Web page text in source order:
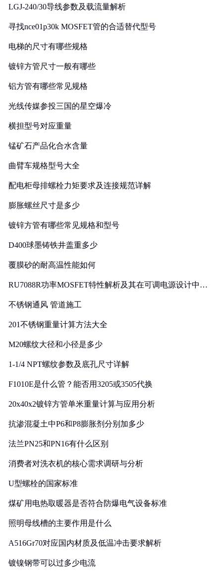
LGJ-240/30导线参数及载流量解析
寻找nce01p30k MOSFET管的合适替代型号
电梯的尺寸有哪些规格
镀锌方管尺寸一般有哪些
铝方管有哪些常见规格
光线传媒参投三国的星空爆冷
横担型号对应重量
锰矿石产品化合水含量
曲臂车规格型号大全
配电柜母排螺栓力矩要求及连接规范详解
膨胀螺丝尺寸是多少
镀锌方管有哪些常见规格和型号
D400球墨铸铁井盖重多少
覆膜砂的耐高温性能如何
RU7088R功率MOSFET特性解析及其在可调电源设计中的
不锈钢通风 管道施工
201不锈钢重量计算方法大全
M20螺纹大径和小径是多少
1-1/4 NPT螺纹参数及底孔尺寸详解
F1010E是什么管？能否用3205或3505代换
20x40x2镀锌方管单米重量计算与应用分析
抗渗混凝土中P6和P8膨胀剂分别加多少
法兰PN25和PN16有什么区别
消费者对洗衣机的核心需求调研与分析
U型螺栓的国家标准
煤矿用电热取暖器是否符合防爆电气设备标准
照明母线槽的主要作用是什么
A516Gr70对应国内材质及低温冲击要求解析
镀镍钢带可以过多少电流